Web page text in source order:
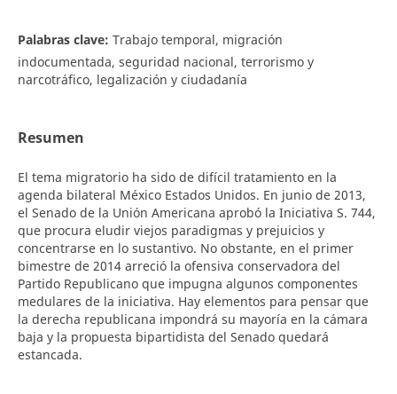
Palabras clave: Trabajo temporal, migración
indocumentada, seguridad nacional, terrorismo y
narcotráfico, legalización y ciudadanía
Resumen
El tema migratorio ha sido de difícil tratamiento en la
agenda bilateral México Estados Unidos. En junio de 2013,
el Senado de la Unión Americana aprobó la Iniciativa S. 744,
que procura eludir viejos paradigmas y prejuicios y
concentrarse en lo sustantivo. No obstante, en el primer
bimestre de 2014 arreció la ofensiva conservadora del
Partido Republicano que impugna algunos componentes
medulares de la iniciativa. Hay elementos para pensar que
la derecha republicana impondrá su mayoría en la cámara
baja y la propuesta bipartidista del Senado quedará
estancada.